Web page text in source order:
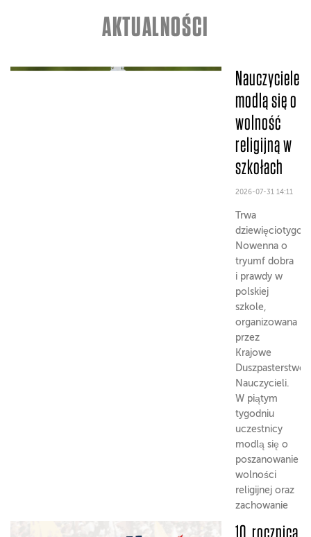
AKTUALNOŚCI
Nauczyciele
modlą się o
wolność
religijną w
szkołach
2026-07-31 14:11
Trwa
Nowenna o
tryumf dobra
i prawdy w
polskiej
szkole,
organizowana
przez
Krajowe
Duszpasterstwo
Nauczycieli.
W piątym
tygodniu
uczestnicy
modlą się o
poszanowanie
wolności
religijnej oraz
zachowanie
10. rocznica